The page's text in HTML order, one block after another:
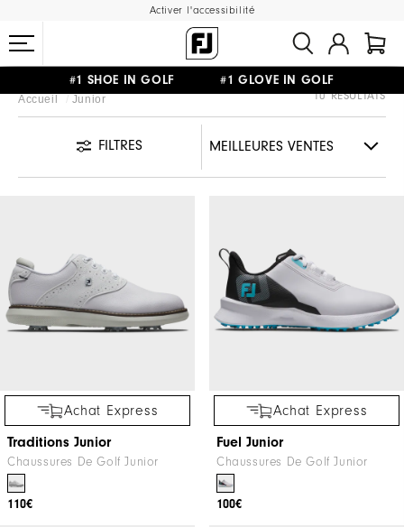
Activer l'accessibilité
#1 SHOE IN GOLF #1 GLOVE IN GOLF
LIVRAISON OFFERTE
Accueil Junior 10 RÉSULTATS
FILTRES
Achat Express
Traditions Junior
Chaussures De Golf Junior
110€
Achat Express
Fuel Junior
Chaussures De Golf Junior
100€